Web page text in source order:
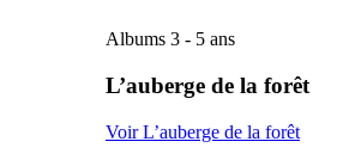
Albums 3 - 5 ans
L’auberge de la forêt
Voir L’auberge de la forêt